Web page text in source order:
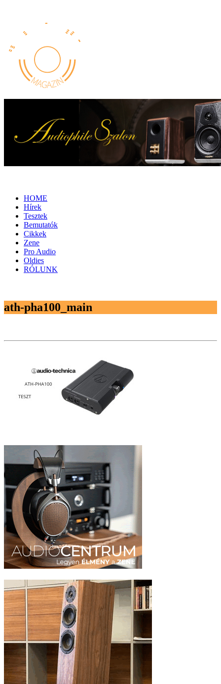
HOME
Hírek
Tesztek
Bemutatók
Cikkek
Zene
Pro Audio
Oldies
RÓLUNK
ath-pha100_main